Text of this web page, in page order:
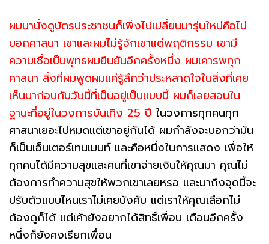
ผมมานั่งดูบัตรประชาชนก็เพิ่งไปเปลี่ยนมารุ่นใหม่คือไม่
บอกศาสนา เขาและผมไม่รู้จักเขาแต่พฤติกรรม เขามี
ความเชื่อเป็นพุทธผมยืนยันอีกครั้งหนึ่ง ผมเคารพทุก
ศาสนา สิ่งที่ผมพูดผมแค่รู้สึกว่าประหลาดใจในสิ่งที่เคย
เห็นมาก่อนกับวันนี้ที่เป็นอยู่เป็นแบบนี้ ผมก็เลยสอนใน
ฐานะที่อยู่ในวงการบันเทิง 25 ปี ในวงการทุกคนทุก
ศาสนาเยอะไปหมดแต่เขาอยู่กันได้ ผมกำลังจะบอกว่ามัน
ก็เป็นเอ็นเตอร์เทนเมนท์ และคือหนึ่งในการแสดง เพื่อให้
ทุกคนได้มีความสุขและคนที่เขาจ่ายเงินให้คุณมา คุณไม่
ต้องการทำความสุขให้พวกเขาเลยหรอ และมาถึงจุดนี้จะ
ปรับตัวแบบไหนเราไม่เคยบังคับ แต่เราให้คุณเลือกไม่
ต้องดูก็ได้ แต่เค้ายังอยากได้สิทธิ์เพื่อน เตือนอีกครั้ง
หนึ่งก็ยังคงเรียกเพื่อน